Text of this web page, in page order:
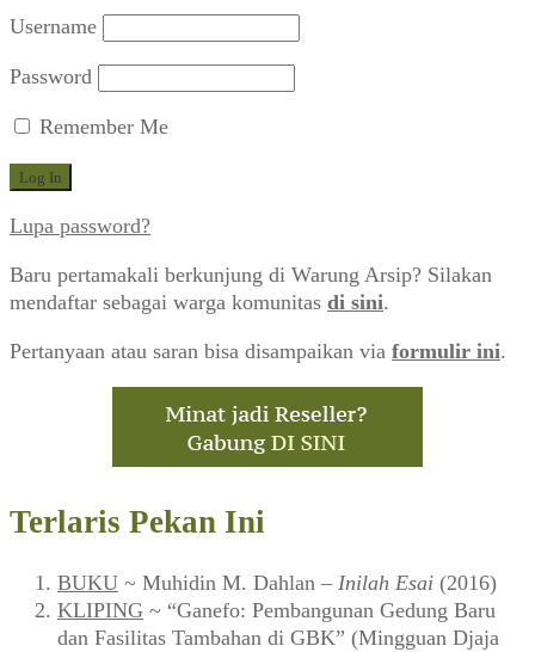
Username
Password
Remember Me
Lupa password?
Baru pertamakali berkunjung di Warung Arsip? Silakan
mendaftar sebagai warga komunitas di sini.
Pertanyaan atau saran bisa disampaikan via formulir ini.
Terlaris Pekan Ini
BUKU ~ Muhidin M. Dahlan – Inilah Esai (2016)
KLIPING ~ “Ganefo: Pembangunan Gedung Baru
dan Fasilitas Tambahan di GBK” (Mingguan Djaja